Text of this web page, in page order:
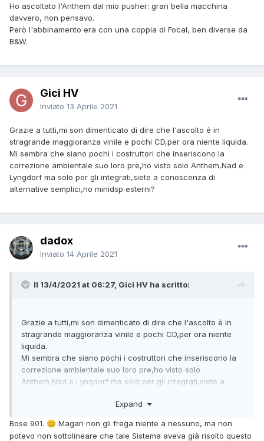
Ho ascoltato l'Anthem dal mio pusher: gran bella macchina
davvero, non pensavo.
Però l'abbinamento era con una coppia di Focal, ben diverse da
B&W.
Gici HV
Inviato 13 Aprile 2021
Grazie a tutti,mi son dimenticato di dire che l'ascolto è in
stragrande maggioranza vinile e pochi CD,per ora niente liquida.
Mi sembra che siano pochi i costruttori che inseriscono la
correzione ambientale suo loro pre,ho visto solo Anthem,Nad e
Lyngdorf ma solo per gli integrati,siete a conoscenza di
alternative semplici,no minidsp esterni?
dadox
Inviato 14 Aprile 2021
Il 13/4/2021 at 06:27, Gici HV ha scritto:
Grazie a tutti,mi son dimenticato di dire che l'ascolto è in
stragrande maggioranza vinile e pochi CD,per ora niente
liquida.
Mi sembra che siano pochi i costruttori che inseriscono la
correzione ambientale suo loro pre,ho visto solo
Anthem,Nad e Lyngdorf ma solo per gli integrati,siete a
Expand
Bose 901. 😊 Magari non gli frega niente a nessuno, ma non
potevo non sottolineare che tale Sistema aveva già risolto questo